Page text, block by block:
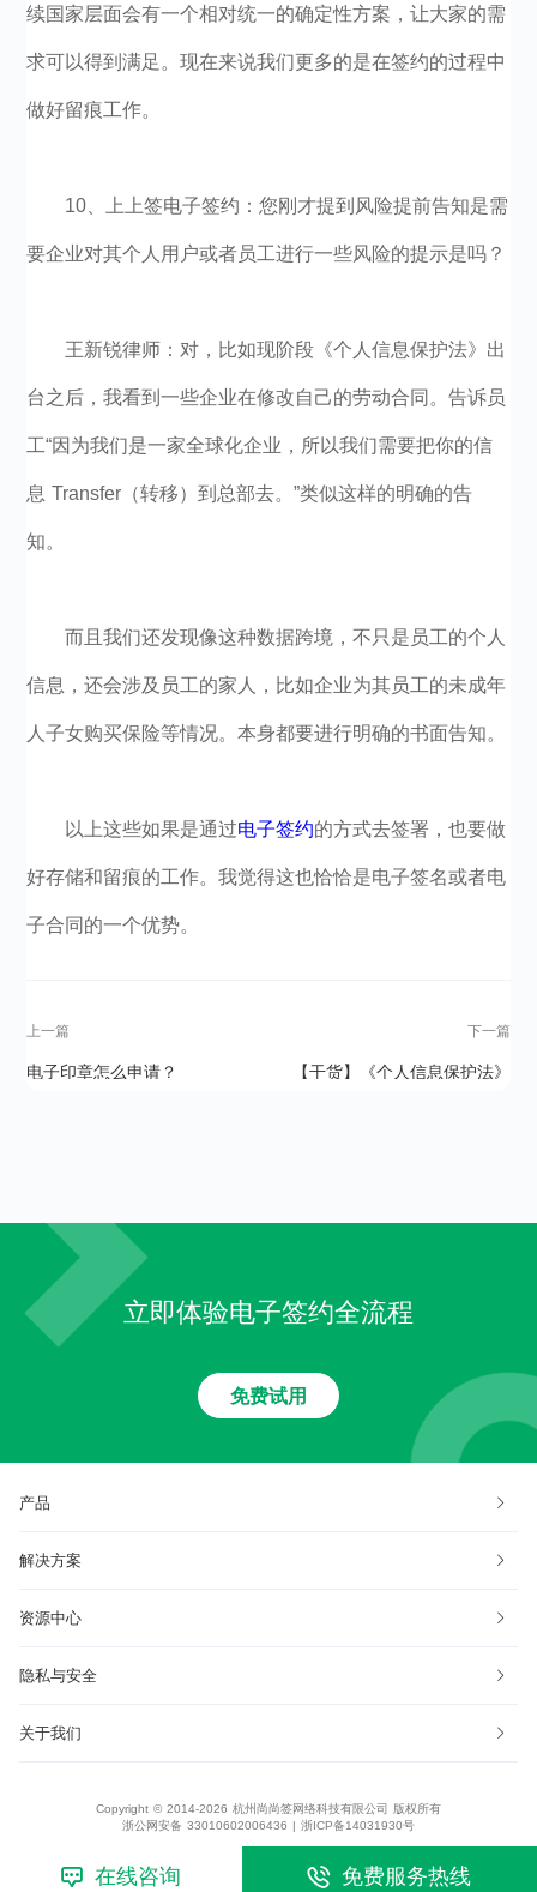
续国家层面会有一个相对统一的确定性方案，让大家的需
求可以得到满足。现在来说我们更多的是在签约的过程中
做好留痕工作。
10、上上签电子签约：您刚才提到风险提前告知是需
要企业对其个人用户或者员工进行一些风险的提示是吗？
王新锐律师：对，比如现阶段《个人信息保护法》出
台之后，我看到一些企业在修改自己的劳动合同。告诉员
工“因为我们是一家全球化企业，所以我们需要把你的信
息 Transfer（转移）到总部去。”类似这样的明确的告
知。
而且我们还发现像这种数据跨境，不只是员工的个人
信息，还会涉及员工的家人，比如企业为其员工的未成年
人子女购买保险等情况。本身都要进行明确的书面告知。
以上这些如果是通过电子签约的方式去签署，也要做
好存储和留痕的工作。我觉得这也恰恰是电子签名或者电
子合同的一个优势。
上一篇
电子印章怎么申请？
下一篇
【干货】《个人信息保护法》
立即体验电子签约全流程
免费试用
产品
解决方案
资源中心
隐私与安全
关于我们
Copyright © 2014-2026 杭州尚尚签网络科技有限公司 版权所有
浙公网安备 33010602006436 | 浙ICP备14031930号
在线咨询 免费服务热线